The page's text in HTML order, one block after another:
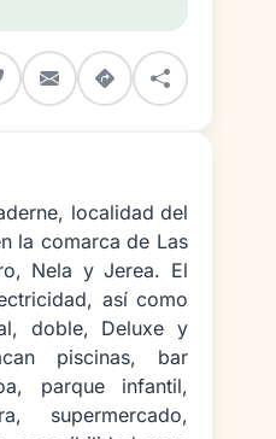
localidad del
la comarca de Las
Nela y Jerea. El
así como
doble, Deluxe y
piscinas, bar
parque infantil,
supermercado,